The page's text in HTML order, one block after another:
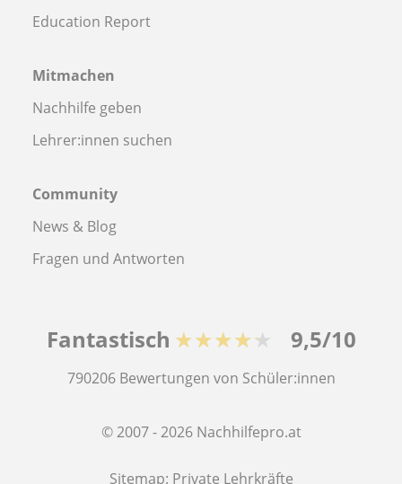
Education Report
Mitmachen
Nachhilfe geben
Lehrer:innen suchen
Community
News & Blog
Fragen und Antworten
Fantastisch ★★★★★ 9,5/10
790206 Bewertungen von Schüler:innen
© 2007 - 2026 Nachhilfepro.at
Sitemap: Private Lehrkräfte